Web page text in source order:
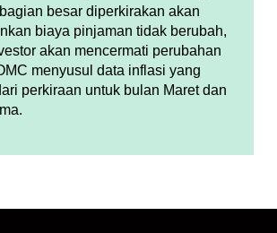
besar diperkirakan akan
biaya pinjaman tidak berubah,
akan mencermati perubahan
menyusul data inflasi yang
perkiraan untuk bulan Maret dan